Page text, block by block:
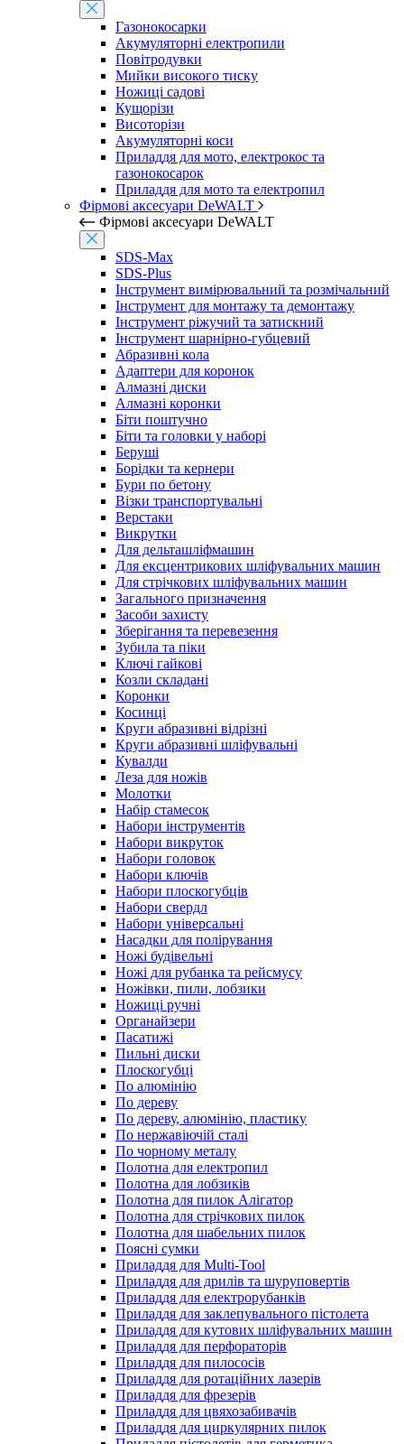
Газонокосарки
Акумуляторні електропили
Повітродувки
Мийки високого тиску
Ножиці садові
Кущорізи
Висоторізи
Акумуляторні коси
Приладдя для мото, електрокос та
газонокосарок
Приладдя для мото та електропил
Фірмові аксесуари DeWALT
Фірмові аксесуари DeWALT
SDS-Max
SDS-Plus
Інструмент вимірювальний та розмічальний
Інструмент для монтажу та демонтажу
Інструмент ріжучий та затискний
Інструмент шарнірно-губцевий
Абразивні кола
Адаптери для коронок
Алмазні диски
Алмазні коронки
Біти поштучно
Біти та головки у наборі
Беруші
Борідки та кернери
Бури по бетону
Візки транспортувальні
Верстаки
Викрутки
Для дельташліфмашин
Для ексцентрикових шліфувальних машин
Для стрічкових шліфувальних машин
Загального призначення
Засоби захисту
Зберігання та перевезення
Зубила та піки
Ключі гайкові
Козли складані
Коронки
Косинці
Круги абразивні відрізні
Круги абразивні шліфувальні
Кувалди
Леза для ножів
Молотки
Набір стамесок
Набори інструментів
Набори викруток
Набори головок
Набори ключів
Набори плоскогубців
Набори свердл
Набори універсальні
Насадки для полірування
Ножі будівельні
Ножі для рубанка та рейсмусу
Ножівки, пили, лобзики
Ножиці ручні
Органайзери
Пасатижі
Пильні диски
Плоскогубці
По алюмінію
По дереву
По дереву, алюмінію, пластику
По нержавіючій сталі
По чорному металу
Полотна для електропил
Полотна для лобзиків
Полотна для пилок Алігатор
Полотна для стрічкових пилок
Полотна для шабельних пилок
Поясні сумки
Приладдя для Multi-Tool
Приладдя для дрилів та шуруповертів
Приладдя для електрорубанків
Приладдя для заклепувального пістолета
Приладдя для кутових шліфувальних машин
Приладдя для перфораторів
Приладдя для пилососів
Приладдя для ротаційних лазерів
Приладдя для фрезерів
Приладдя для цвяхозабивачів
Приладдя для циркулярних пилок